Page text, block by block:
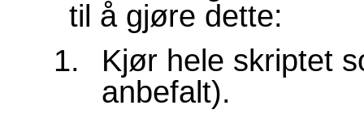
til å gjøre dette:
Kjør hele skriptet
anbefalt).